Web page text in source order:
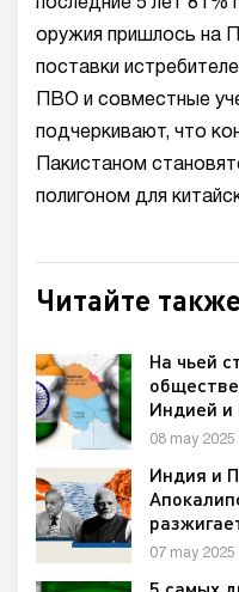
оружия пришлось на
поставки
ПВО и совместные
подчеркивают, что
Пакистаном
полигоном для
Читайте
На чьей
Индией и
08 may 2025
Индия и
07 may 2025